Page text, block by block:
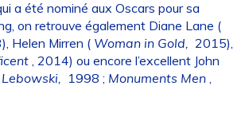
a été nominé aux Oscars pour sa
on retrouve également Diane Lane (
Helen Mirren ( Woman in Gold, 2015),
, 2014) ou encore l’excellent John
1998 ; Monuments Men,